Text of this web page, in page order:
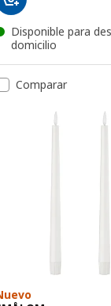
Disponible para
domicilio
Comparar